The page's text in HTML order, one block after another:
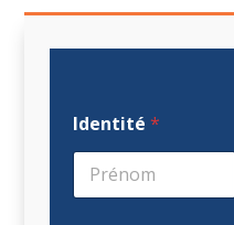
Identité *